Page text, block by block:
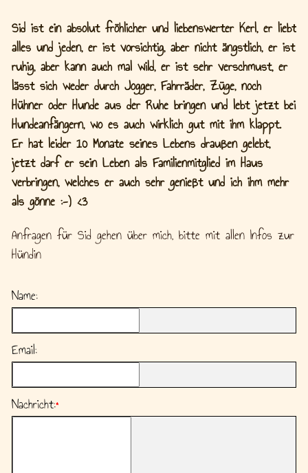
Sid ist ein absolut fröhlicher und liebenswerter Kerl, er liebt
alles und jeden, er ist vorsichtig, aber nicht ängstlich, er ist
ruhig, aber kann auch mal wild, er ist sehr verschmust, er
lässt sich weder durch Jogger, Fahrräder, Züge, noch
Hühner oder Hunde aus der Ruhe bringen und lebt jetzt bei
Hundeanfängern, wo es auch wirklich gut mit ihm klappt.
Er hat leider 10 Monate seines Lebens draußen gelebt,
jetzt darf er sein Leben als Familienmitglied im Haus
verbringen, welches er auch sehr genießt und ich ihm mehr
als gönne :-) <3
Anfragen für Sid gehen über mich, bitte mit allen Infos zur
Hündin
Name:
Email:
Nachricht:*